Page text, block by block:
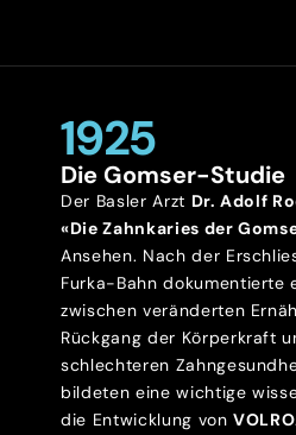
1925
Die Gomser-Studie
Der Basler Arzt Dr. Adolf
«Die Zahnkaries der
Ansehen. Nach der
Furka-Bahn dokumentierte
zwischen veränderten
Rückgang der Körperkraft
schlechteren
bildeten eine wichtige
die Entwicklung vonVOLRO